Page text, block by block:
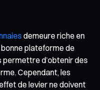
demeure riche en
plateforme de
d’obtenir des
Cependant, les
de levier ne doivent